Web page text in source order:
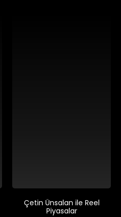
Çetin Ünsalan ile Reel
Piyasalar